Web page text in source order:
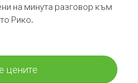
на минута разговор към
Рико.
цените